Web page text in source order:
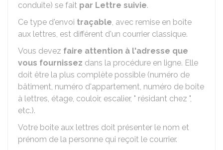
conduite) se fait par Lettre suivie.
Ce type d'envoi traçable, avec remise en boîte
aux lettres, est différent d'un courrier classique.
Vous devez faire attention à l'adresse que
vous fournissez dans la procédure en ligne. Elle
doit être la plus complète possible (numéro de
bâtiment, numéro d'appartement, numéro de boite
à lettres, étage, couloir, escalier, " résidant chez ",
etc.).
Votre boite aux lettres doit présenter le nom et
prénom de la personne qui reçoit le courrier.